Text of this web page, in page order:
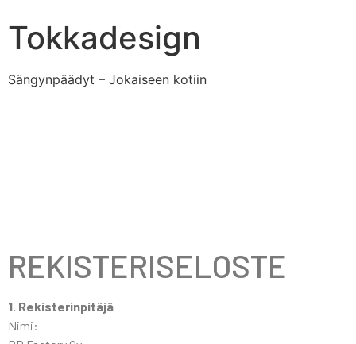
Tokkadesign
Sängynpäädyt – Jokaiseen kotiin
REKISTERISELOSTE
1. Rekisterinpitäjä
Nimi: